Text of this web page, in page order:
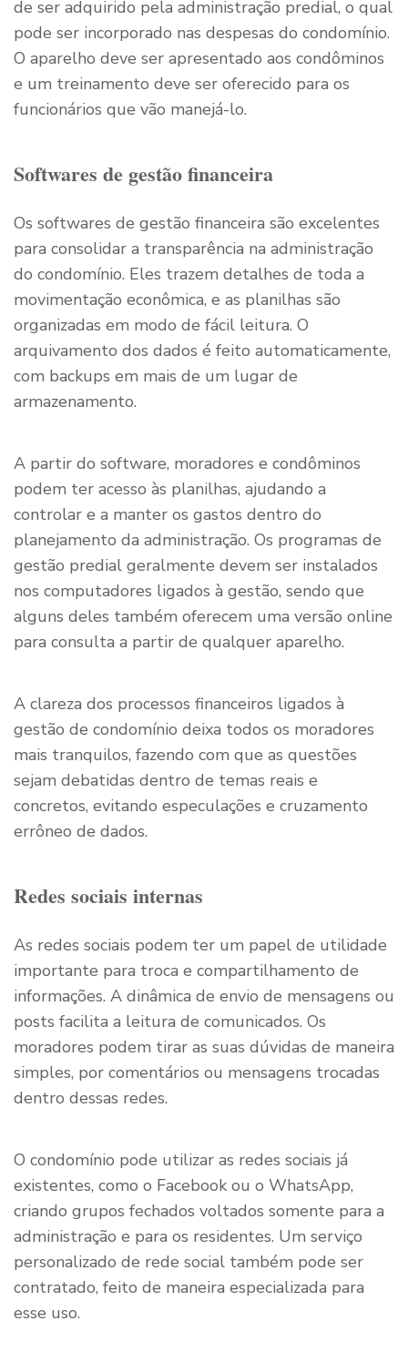
de ser adquirido pela administração predial, o qual
pode ser incorporado nas despesas do condomínio.
O aparelho deve ser apresentado aos condôminos
e um treinamento deve ser oferecido para os
funcionários que vão manejá-lo.
Softwares de gestão financeira
Os softwares de gestão financeira são excelentes
para consolidar a transparência na administração
do condomínio. Eles trazem detalhes de toda a
movimentação econômica, e as planilhas são
organizadas em modo de fácil leitura. O
arquivamento dos dados é feito automaticamente,
com backups em mais de um lugar de
armazenamento.
A partir do software, moradores e condôminos
podem ter acesso às planilhas, ajudando a
controlar e a manter os gastos dentro do
planejamento da administração. Os programas de
gestão predial geralmente devem ser instalados
nos computadores ligados à gestão, sendo que
alguns deles também oferecem uma versão online
para consulta a partir de qualquer aparelho.
A clareza dos processos financeiros ligados à
gestão de condomínio deixa todos os moradores
mais tranquilos, fazendo com que as questões
sejam debatidas dentro de temas reais e
concretos, evitando especulações e cruzamento
errôneo de dados.
Redes sociais internas
As redes sociais podem ter um papel de utilidade
importante para troca e compartilhamento de
informações. A dinâmica de envio de mensagens ou
posts facilita a leitura de comunicados. Os
moradores podem tirar as suas dúvidas de maneira
simples, por comentários ou mensagens trocadas
dentro dessas redes.
O condomínio pode utilizar as redes sociais já
existentes, como o Facebook ou o WhatsApp,
criando grupos fechados voltados somente para a
administração e para os residentes. Um serviço
personalizado de rede social também pode ser
contratado, feito de maneira especializada para
esse uso.